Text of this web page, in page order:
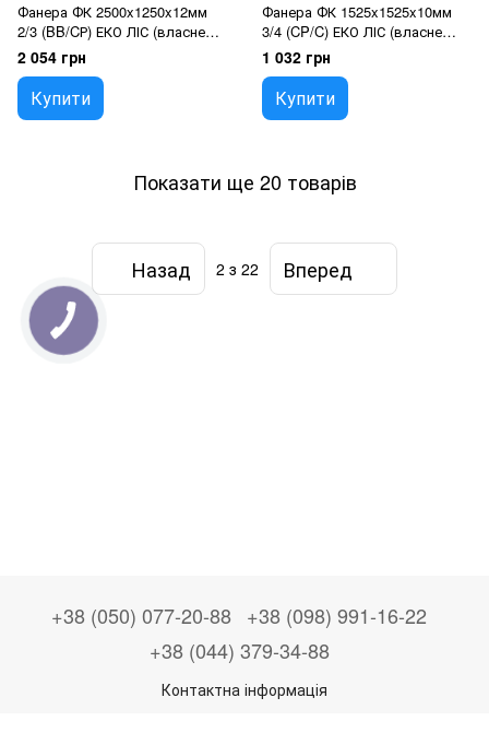
Фанера ФК 2500x1250x12мм
2/3 (BB/CР) ЕКО ЛІС (власне
виробництво)
2 054 грн
Купити
Фанера ФК 1525x1525x10мм
3/4 (CP/C) ЕКО ЛІС (власне
виробництво)
1 032 грн
Купити
Показати ще 20 товарів
Назад 2 з 22 Вперед
+38 (050) 077-20-88 +38 (098) 991-16-22
+38 (044) 379-34-88
Контактна інформація